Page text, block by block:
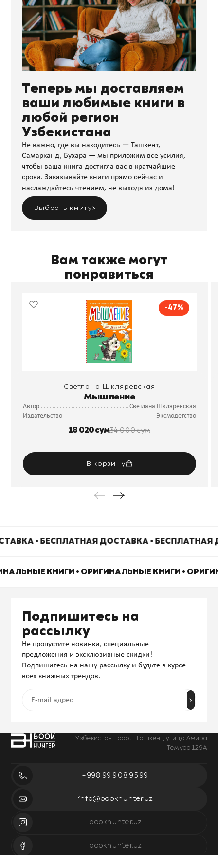
Теперь мы доставляем
ваши любимые книги в
любой регион
Узбекистана
Не важно, где вы находитесь — Ташкент,
Самарканд, Бухара — мы приложим все усилия,
чтобы ваша книга достигла вас в кратчайшие
сроки. Заказывайте книги прямо сейчас и
наслаждайтесь чтением, не выходя из дома!
Выбрать книгу
Вам также могут
понравиться
-47%
Светлана Шкляревская
Мышление
Автор
Светлана Шкляревская
Издательство
Эксмодетство
18 020 сум34 000 сум
В корзину
• БЕСПЛАТНАЯ ДОСТАВКА •
КНИГИ • ОРИГИНАЛЬНЫЕ КНИГИ •
Узбекистан, город Ташкент, улица Амира
Темура 129А
+998 99 908 95 99
info@bookhunter.uz
bookhunter.uz
bookhunter.uz
Подпишитесь на
рассылку
Не пропустите новинки, специальные
предложения и эксклюзивные скидки!
Подпишитесь на нашу рассылку и будьте в курсе
всех книжных трендов.